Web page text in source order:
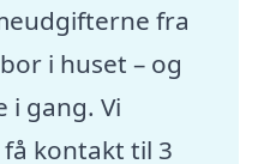
fra
i huset – og
i gang. Vi
kontakt til 3